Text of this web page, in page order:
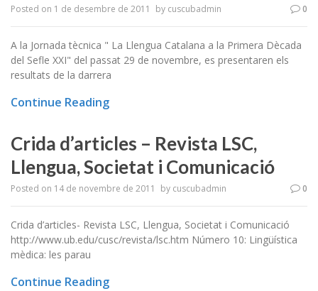
Posted on 1 de desembre de 2011 by cuscubadmin 0
A la Jornada tècnica " La Llengua Catalana a la Primera Dècada
del Sefle XXI" del passat 29 de novembre, es presentaren els
resultats de la darrera
Continue Reading
Crida d’articles – Revista LSC,
Llengua, Societat i Comunicació
Posted on 14 de novembre de 2011 by cuscubadmin 0
Crida d’articles- Revista LSC, Llengua, Societat i Comunicació
http://www.ub.edu/cusc/revista/lsc.htm Número 10: Lingüística
mèdica: les parau
Continue Reading